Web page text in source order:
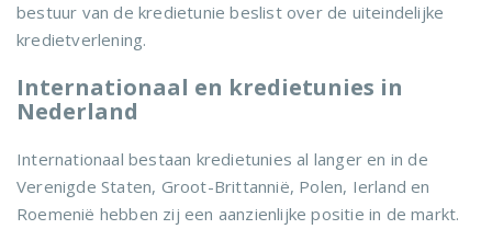
bestuur van de kredietunie beslist over de uiteindelijke
kredietverlening.
Internationaal en kredietunies in
Nederland
Internationaal bestaan kredietunies al langer en in de
Verenigde Staten, Groot-Brittannië, Polen, Ierland en
Roemenië hebben zij een aanzienlijke positie in de markt.